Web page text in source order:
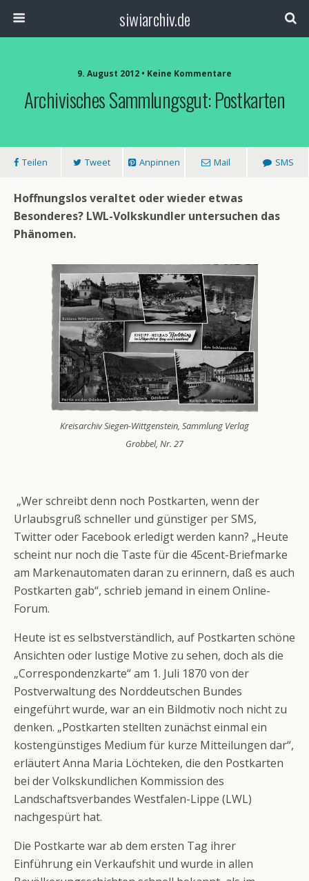
siwiarchiv.de
9. August 2012 • Keine Kommentare
Archivisches Sammlungsgut: Postkarten
Teilen Tweet Anpinnen Mail SMS
Hoffnungslos veraltet oder wieder etwas
Besonderes? LWL-Volkskundler untersuchen das
Phänomen.
Kreisarchiv Siegen-Wittgenstein, Sammlung Verlag
Grobbel, Nr. 27
„Wer schreibt denn noch Postkarten, wenn der
Urlaubsgruß schneller und günstiger per SMS,
Twitter oder Facebook erledigt werden kann? „Heute
scheint nur noch die Taste für die 45cent-Briefmarke
am Markenautomaten daran zu erinnern, daß es auch
Postkarten gab“, schrieb jemand in einem Online-
Forum.
Heute ist es selbstverständlich, auf Postkarten schöne
Ansichten oder lustige Motive zu sehen, doch als die
„Correspondenzkarte“ am 1. Juli 1870 von der
Postverwaltung des Norddeutschen Bundes
eingeführt wurde, war an ein Bildmotiv noch nicht zu
denken. „Postkarten stellten zunächst einmal ein
kostengünstiges Medium für kurze Mitteilungen dar“,
erläutert Anna Maria Löchteken, die den Postkarten
bei der Volkskundlichen Kommission des
Landschaftsverbandes Westfalen-Lippe (LWL)
nachgespürt hat.
Die Postkarte war ab dem ersten Tag ihrer
Einführung ein Verkaufshit und wurde in allen